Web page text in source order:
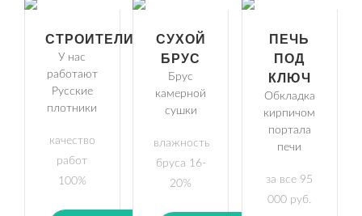
СТРОИТЕЛИ
У нас
работают
Русские
плотники
качество
работ
100%
СУХОЙ
БРУС
Брус
камерной
сушки
влажность
бруса 16-
20%
ПЕЧЬ
ПОД
КЛЮЧ
Обкладка
кирпичом
портала
печи
за все 95
000 руб.